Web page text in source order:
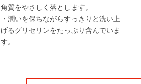
角質をやさしく落とします。
・潤いを保ちながらすっきりと洗い上
げるグリセリンをたっぷり含んでいま
す。